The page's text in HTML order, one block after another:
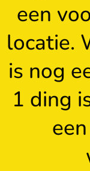
een
locatie.
is nog
1 ding